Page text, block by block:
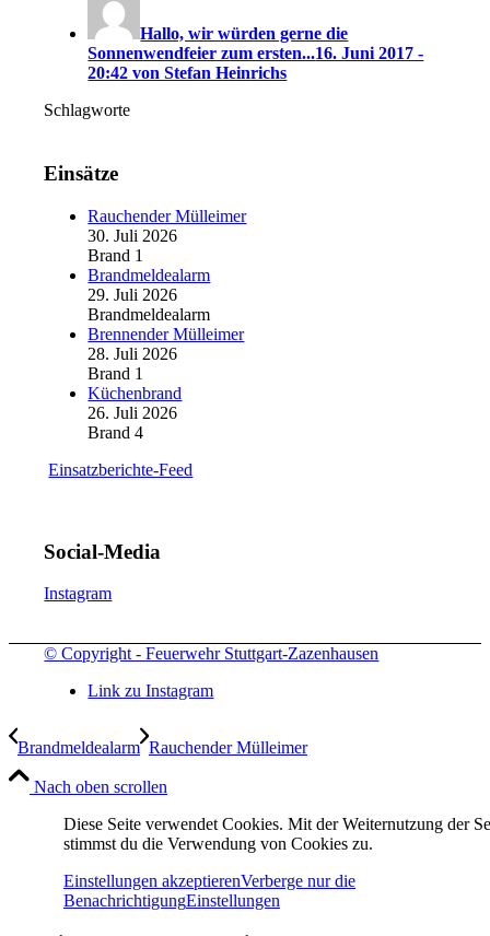
Hallo, wir würden gerne die
Sonnenwendfeier zum ersten...16. Juni 2017 -
20:42 von Stefan Heinrichs
Schlagworte
Einsätze
Rauchender Mülleimer
30. Juli 2026
Brand 1
Brandmeldealarm
29. Juli 2026
Brandmeldealarm
Brennender Mülleimer
28. Juli 2026
Brand 1
Küchenbrand
26. Juli 2026
Brand 4
Einsatzberichte-Feed
Social-Media
Instagram
© Copyright - Feuerwehr Stuttgart-Zazenhausen
Link zu Instagram
Brandmeldealarm Rauchender Mülleimer
Nach oben scrollen
Diese Seite verwendet Cookies. Mit der Weiternutzung der
stimmst du die Verwendung von Cookies zu.
Einstellungen akzeptierenVerberge nur die
BenachrichtigungEinstellungen